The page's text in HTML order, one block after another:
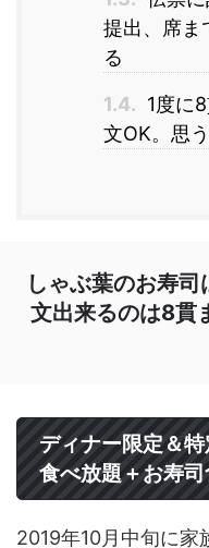
提出、席ま
る
1.4. 1度に
文OK。思
しゃぶ葉のお寿
文出来るのは8貫
ディナー限定＆
食べ放題＋お寿
2019年10月中旬に家